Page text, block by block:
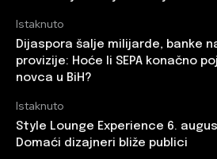
Istaknuto
Dijaspora šalje milijarde, banke
provizije: Hoće li SEPA konačno
novca u BiH?
Istaknuto
Style Lounge Experience 6.
Domaći dizajneri bliže publici